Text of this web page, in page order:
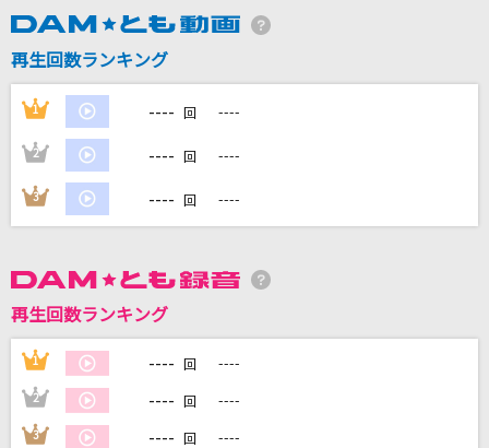
GACKT(Gackt)
抱きしめたい
Mr.Children
アイウエ feat. 美波,SAKURAmoti
MAISONdes
Roselia
恋しよう♪
Leah Dizon
再生回数ランキング
1 ---- 回 ----
2 ---- 回 ----
3 ---- 回 ----
再生回数ランキング
1 ---- 回 ----
2 ---- 回 ----
3 ---- 回 ----